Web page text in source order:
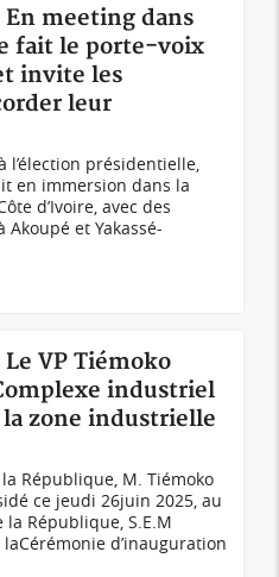
meeting dans
fait le porte-voix
invite les
leur
l’élection présidentielle,
en immersion dans la
d’Ivoire, avec des
et Yakassé-
VP Tiémoko
industriel
la zone industrielle
République, M. Tiémoko
ce jeudi 26juin 2025, au
République, S.E.M
laCérémonie d’inauguration